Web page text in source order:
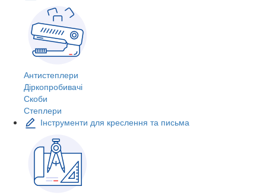
Антистеплери
Діркопробивачі
Скоби
Степлери
Інструменти для креслення та письма